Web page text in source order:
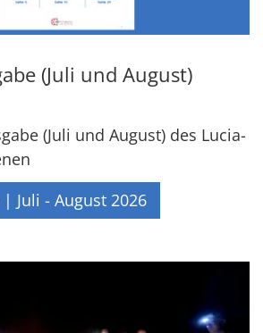
(Juli und August)
(Juli und August) des Lucia-
Juli - August 2026